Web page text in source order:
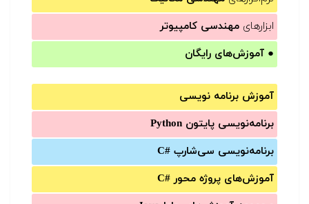
ابزارهای مهندسی کامپیوتر
● آموزش‌های رایگان
آموزش برنامه نویسی
برنامه‌نویسی پایتون Python
برنامه‌‌نویسی سی‌شارپ C#‎
آموزش‌های پروژه محور #C